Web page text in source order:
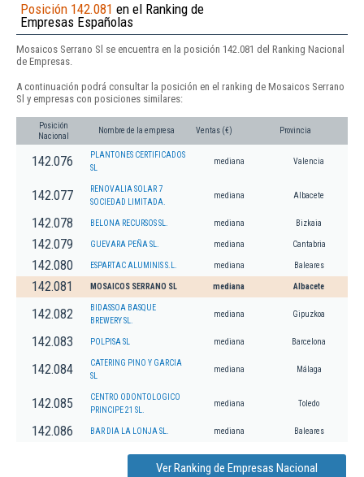
Posición 142.081 en el Ranking de
Empresas Españolas
Mosaicos Serrano Sl se encuentra en la posición 142.081 del Ranking Nacional
de Empresas.
A continuación podrá consultar la posición en el ranking de Mosaicos Serrano
Sl y empresas con posiciones similares:
Posición
Nacional
Nombre de la empresa Ventas (€) Provincia
142.076
PLANTONES CERTIFICADOS
SL
mediana Valencia
142.077
RENOVALIA SOLAR 7
SOCIEDAD LIMITADA.
mediana Albacete
142.078 BELONA RECURSOS SL. mediana Bizkaia
142.079 GUEVARA PEÑA SL. mediana Cantabria
142.080 ESPARTAC ALUMINIS S.L. mediana Baleares
142.081 MOSAICOS SERRANO SL mediana Albacete
142.082
BIDASSOA BASQUE
BREWERY SL.
mediana Gipuzkoa
142.083 POLPISA SL mediana Barcelona
142.084
CATERING PINO Y GARCIA
SL
mediana Málaga
142.085
CENTRO ODONTOLOGICO
PRINCIPE 21 SL.
mediana Toledo
142.086 BAR DIA LA LONJA SL. mediana Baleares
Ver Ranking de Empresas Nacional